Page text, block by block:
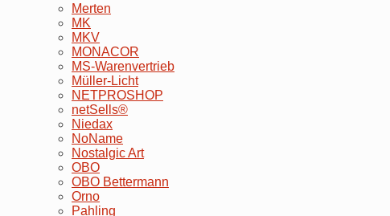
Merten
MK
MKV
MONACOR
MS-Warenvertrieb
Müller-Licht
NETPROSHOP
netSells®
Niedax
NoName
Nostalgic Art
OBO
OBO Bettermann
Orno
Pahling